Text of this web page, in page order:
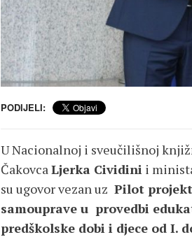
PODIJELI:
U Nacionalnoj i sveučilišnoj
ČakovcaLjerka Cividini i
su ugovor vezan uz Pilot
samouprave u provedbi
predškolske dobi i djece od I.